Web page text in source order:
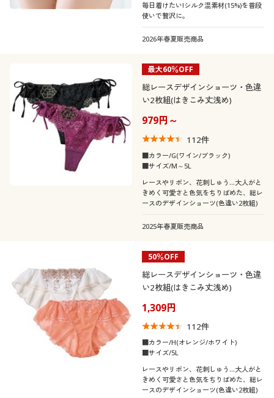
毎日着けたい!シルク混素材(15%)を普段
使いで贅沢に。
2026年春夏販売商品
最大60％OFF
総レースデザインショーツ・色違
い2枚組(はきこみ丈浅め)
979円～
112件
■カラー/G(ワイン/ブラック)
■サイズ/M～5L
レースやリボン、花刺しゅう…大人がと
きめく可愛さと色気をちりばめた、総レ
ースのデザインショーツ(色違い2枚組)
2025年春夏販売商品
50％OFF
総レースデザインショーツ・色違
い2枚組(はきこみ丈浅め)
1,309円
112件
■カラー/H(オレンジ/ホワイト)
■サイズ/5L
レースやリボン、花刺しゅう…大人がと
きめく可愛さと色気をちりばめた、総レ
ースのデザインショーツ(色違い2枚組)